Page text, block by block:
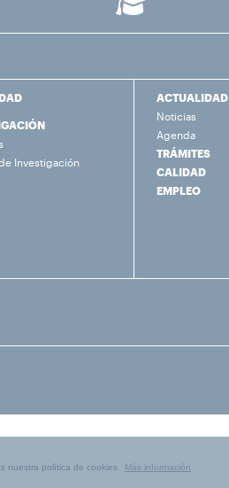
nuestra política de cookies. Más información
Investigación
ACTUALIDAD
Noticias
Agenda
TRÁMITES
CALIDAD
EMPLEO